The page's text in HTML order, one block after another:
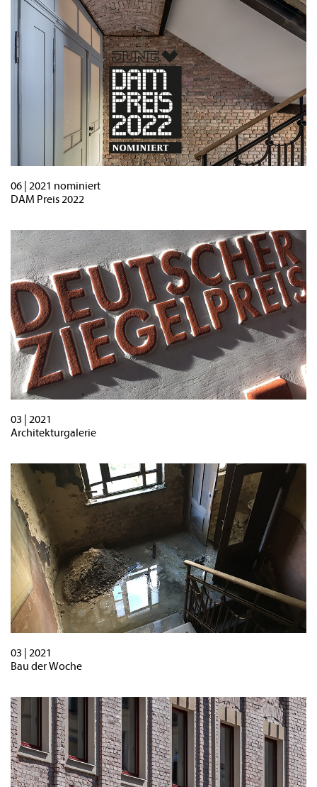
06 | 2021 nominiert
DAM Preis 2022
03 | 2021
Architekturgalerie
03 | 2021
Bau der Woche